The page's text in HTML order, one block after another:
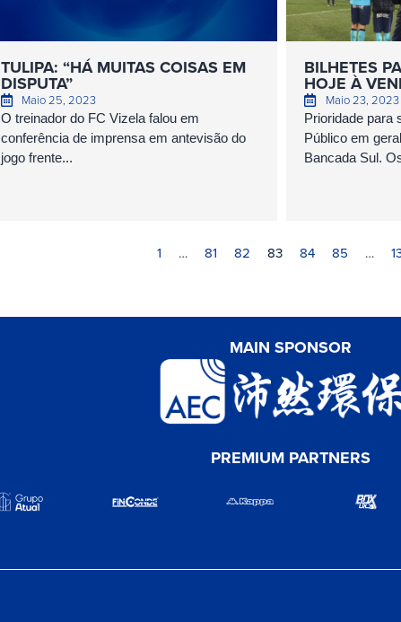
TULIPA: “HÁ MUITAS COISAS EM
DISPUTA”
Maio 25, 2023
O treinador do FC Vizela falou em
conferência de imprensa em antevisão do
jogo frente...
BILHETES
HOJE À
Maio 23, 2023
Prioridade para
Público em
Bancada Sul.
1 … 81 82 83 84 85 …
MAIN SPONSOR
PREMIUM PARTNERS